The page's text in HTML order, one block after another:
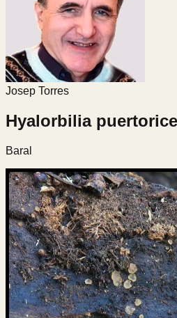
Josep Torres
Hyalorbilia
Baral